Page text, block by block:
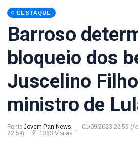
DESTAQUE
Barroso
bloqueio dos
Juscelino
ministro de
Fonte Jovem Pan News
01/09/2023 22:59
22:59)
1363 Visitas